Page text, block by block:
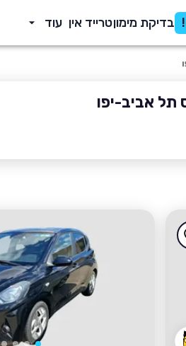
בדיקת מימוןטרייד אין עוד
תל אביב-יפו